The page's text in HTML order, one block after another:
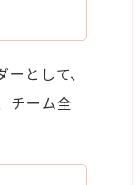
として、
チーム全